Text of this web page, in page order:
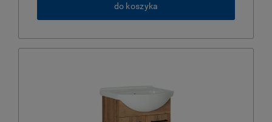
do koszyka